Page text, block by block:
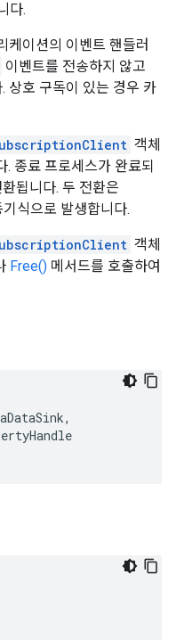
다.
케이션의 이벤트 핸들러
이벤트를 전송하지 않고
상호 구독이 있는 경우 카
객체
. 종료 프로세스가 완료되
됩니다. 두 전환은
식으로 발생합니다.
객체
Free() 메서드를 호출하여